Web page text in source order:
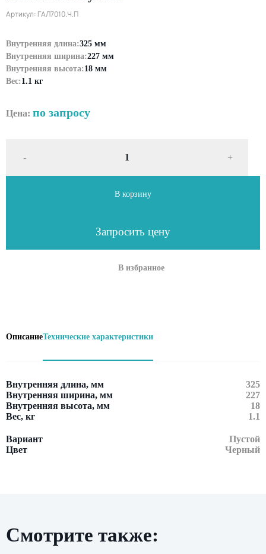
Артикул: ГАЛ7010.Ч.П
Внутренняя длина:325 мм
Внутренняя ширина:227 мм
Внутренняя высота:18 мм
Вес:1.1 кг
Цена: по запросу
- +
В корзину
Запросить цену
В избранное
ОписаниеТехнические характеристики
Внутренняя длина, мм
325
Внутренняя ширина, мм
227
Внутренняя высота, мм
18
Вес, кг
1.1
Вариант
Пустой
Цвет
Черный
Смотрите также:
Нажимая кнопку «Отправить», вы даете свое
согласие на обработку персональных данных